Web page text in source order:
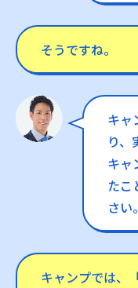
そうですね。
キャ
り、
キャ
たこ
さい。
キャンプでは、